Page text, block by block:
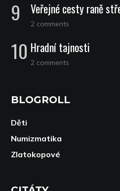
Veřejné cesty raně
2 comments
Hradní tajnosti
2 comments
BLOGROLL
Děti
Numizmatika
Zlatokopové